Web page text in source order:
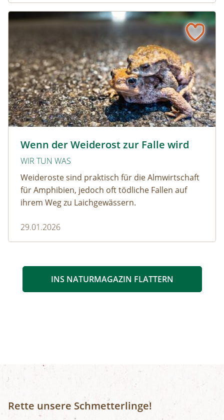
Wenn der Weiderost zur Falle wird
WIR TUN WAS
Weideroste sind praktisch für die Almwirtschaft
für Amphibien, jedoch oft tödliche Fallen auf
ihrem Weg zu Laichgewässern.
29.01.2026
Wenn der Weiderost zur Falle wird
INS NATURMAGAZIN FLATTERN
Rette unsere Schmetterlinge!